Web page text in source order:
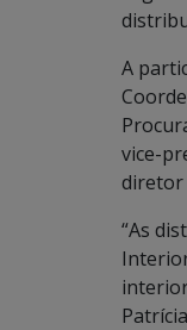
A
vice-
diretor
“As